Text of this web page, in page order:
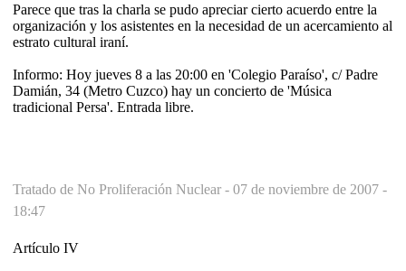
Parece que tras la charla se pudo apreciar cierto acuerdo entre la
organización y los asistentes en la necesidad de un acercamiento al
estrato cultural iraní.
Informo: Hoy jueves 8 a las 20:00 en 'Colegio Paraíso', c/ Padre
Damián, 34 (Metro Cuzco) hay un concierto de 'Música
tradicional Persa'. Entrada libre.
Tratado de No Proliferación Nuclear - 07 de noviembre de 2007 -
18:47
Artículo IV